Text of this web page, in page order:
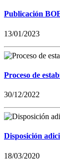
Publicación
13/01/2023
Proceso de
30/12/2022
Disposición
18/03/2020